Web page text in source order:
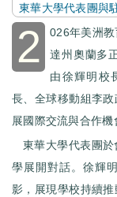
東華大學代表團與
2
026年美洲
達州奧蘭多
由徐輝明校
長、全球移動組李
展國際交流與合作機
東華大學代表團
學展開對話。徐輝
影，展現學校持續